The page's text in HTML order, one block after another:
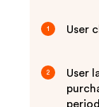
1 User
2
User
period